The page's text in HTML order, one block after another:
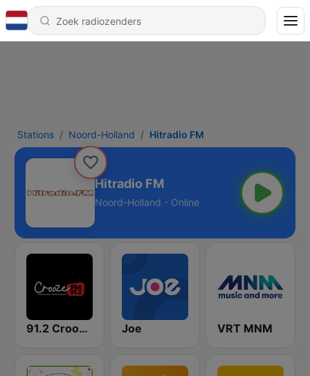
Stations Noord-Holland Hitradio FM
Hitradio FM
Noord-Holland - Online
91.2 Crooze FM Joe VRT MNM